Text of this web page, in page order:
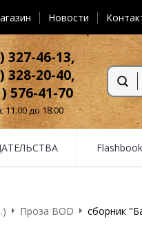
Новости
327-46-13,
328-20-40,
576-41-70
11.00 до 18.00
Проза BOD сборник